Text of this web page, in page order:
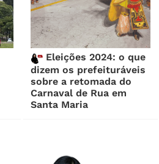
Eleições 2024: o que
dizem os prefeituráveis
sobre a retomada do
Carnaval de Rua em
Santa Maria